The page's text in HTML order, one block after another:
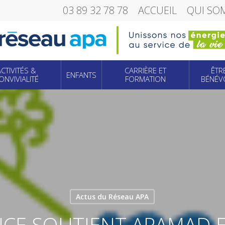
03 89 32 78 78 ACCUEIL QUI
&
ENFANTS
CARRIÈRE ET
FORMATION
Actus du Réseau APA